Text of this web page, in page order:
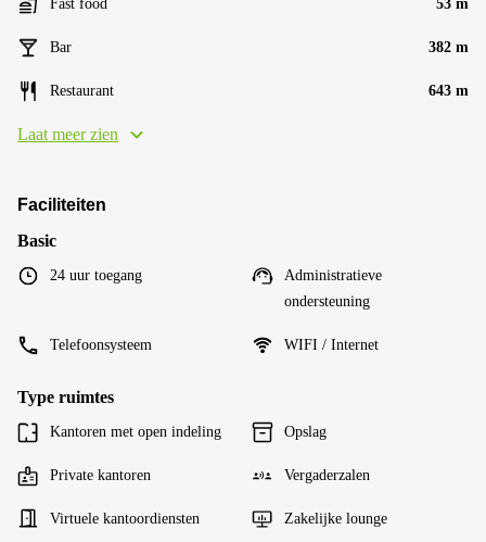
Fast food 53 m
Bar 382 m
Restaurant 643 m
Laat meer zien
Faciliteiten
Basic
24 uur toegang
Administratieve
ondersteuning
Telefoonsysteem WIFI / Internet
Type ruimtes
Kantoren met open indeling Opslag
Private kantoren Vergaderzalen
Virtuele kantoordiensten Zakelijke lounge